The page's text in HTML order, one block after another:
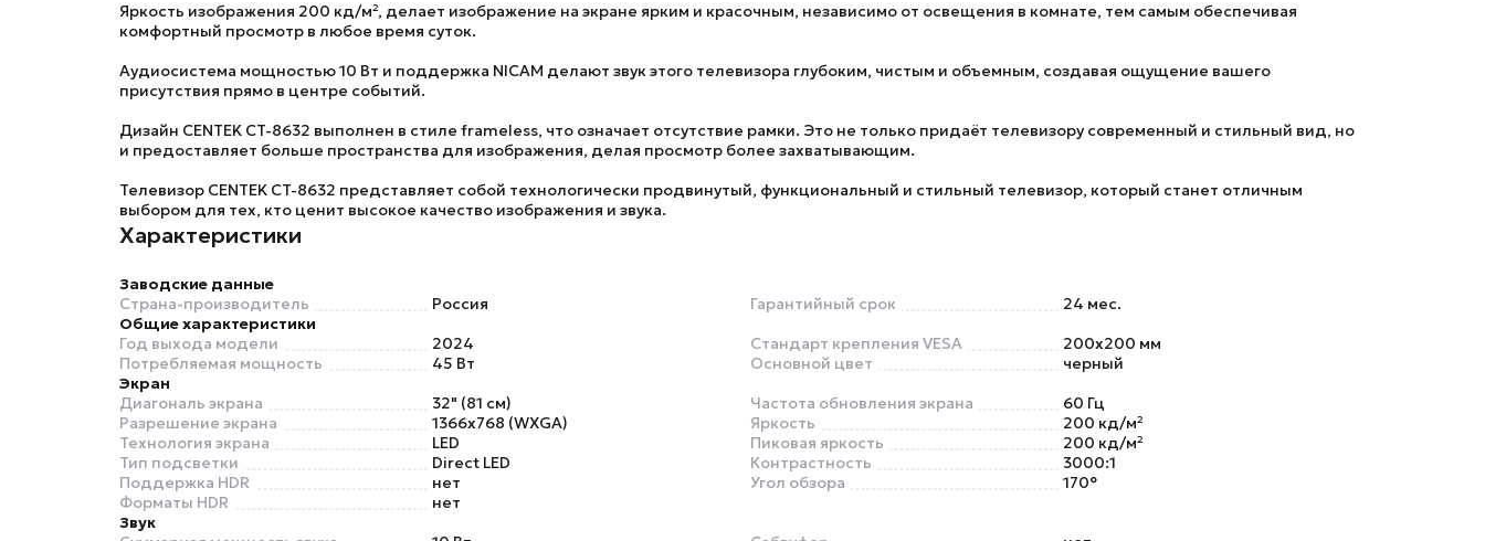
Яркость изображения 200 кд/м², делает изображение на экране ярким и красочным, независимо от освещения в комнате, тем самым обеспечивая
комфортный просмотр в любое время суток.
Аудиосистема мощностью 10 Вт и поддержка NICAM делают звук этого телевизора глубоким, чистым и объемным, создавая ощущение вашего
присутствия прямо в центре событий.
Дизайн CENTEK CT-8632 выполнен в стиле frameless, что означает отсутствие рамки. Это не только придаёт телевизору современный и стильный вид, но
и предоставляет больше пространства для изображения, делая просмотр более захватывающим.
Телевизор CENTEK CT-8632 представляет собой технологически продвинутый, функциональный и стильный телевизор, который станет отличным
выбором для тех, кто ценит высокое качество изображения и звука.
Характеристики
Заводские данные
Страна-производитель
Россия Гарантийный срок
24 мес.
Общие характеристики
Год выхода модели
2024
Потребляемая мощность
45 Вт
Стандарт крепления VESA
200x200 мм
Основной цвет
черный
Экран
Диагональ экрана
32" (81 см)
Разрешение экрана
1366x768 (WXGA)
Технология экрана
LED
Тип подсветки
Direct LED
Поддержка HDR
нет
Форматы HDR
нет
Частота обновления экрана
60 Гц
Яркость
200 кд/м²
Пиковая яркость
200 кд/м²
Контрастность
3000:1
Угол обзора
170°
Звук